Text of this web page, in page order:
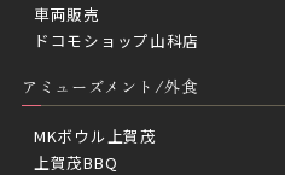
車両販売
ドコモショップ山科店
アミューズメント/外食
MKボウル上賀茂
上賀茂BBQ